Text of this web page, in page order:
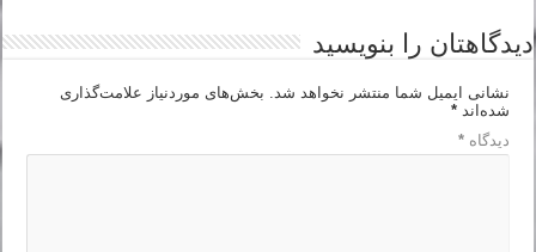
دیدگاهتان را بنویسید
نشانی ایمیل شما منتشر نخواهد شد.
بخش‌های موردنیاز علامت‌گذاری
شده‌اند*
دیدگاه*